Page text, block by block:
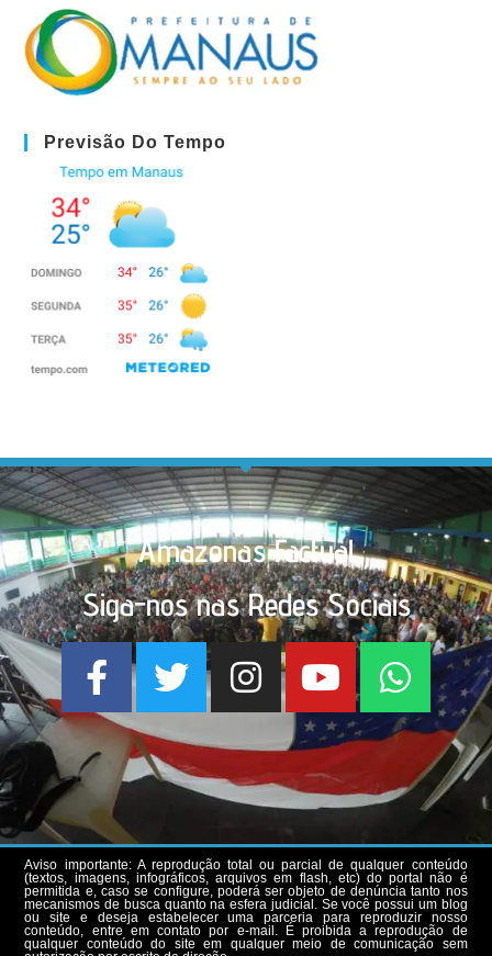
Previsão Do Tempo
Amazonas Factual
Siga-nos nas Redes Sociais
Aviso importante: A reprodução total ou parcial de qualquer conteúdo
(textos, imagens, infográficos, arquivos em flash, etc) do portal não é
permitida e, caso se configure, poderá ser objeto de denúncia tanto nos
mecanismos de busca quanto na esfera judicial. Se você possui um blog
ou site e deseja estabelecer uma parceria para reproduzir nosso
conteúdo, entre em contato por e-mail. É proibida a reprodução de
qualquer conteúdo do site em qualquer meio de comunicação sem